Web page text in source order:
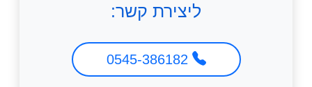
ליצירת קשר: